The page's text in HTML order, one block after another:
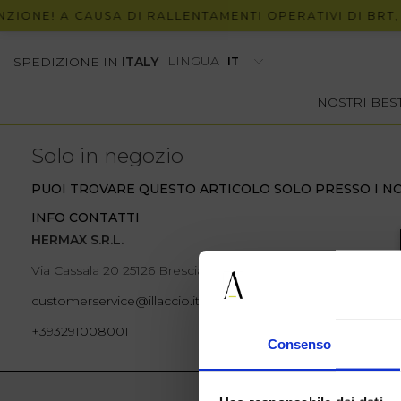
Consenso
A CAUSA DI RALLENTAMENTI OPERATIVI DI BRT,
SPEDIZIONE IN ITALY LINGUA
I NOSTRI
Solo in negozio
PUOI TROVARE QUESTO ARTICOLO SOLO PRESSO I
INFO CONTATTI
HERMAX S.R.L.
Via Cassala 20 25126 Brescia
customerservice@illaccio.it
+393291008001